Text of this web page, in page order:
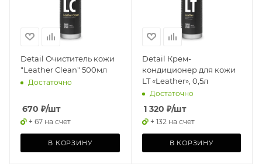
Detail Очиститель кожи
"Leather Clean" 500мл
Достаточно
670 ₽/шт
+ 67 на счет
В КОРЗИНУ
Detail Крем-
кондиционер для кожи
LT «Leather», 0,5л
Достаточно
1 320 ₽/шт
+ 132 на счет
В КОРЗИНУ